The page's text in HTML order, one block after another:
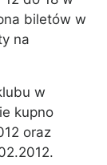
biletów w
na
w
kupno
oraz